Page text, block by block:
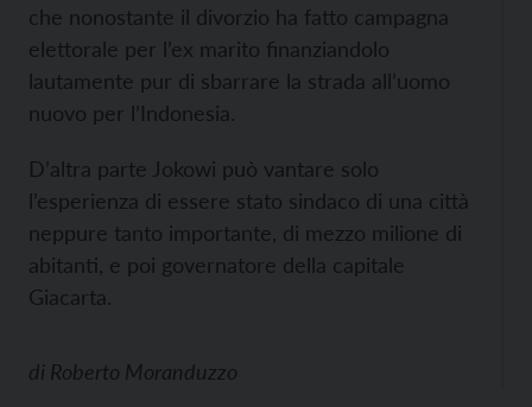
che nonostante il divorzio ha fatto campagna
elettorale per l’ex marito finanziandolo
lautamente pur di sbarrare la strada all’uomo
nuovo per l’Indonesia.
D’altra parte Jokowi può vantare solo
l’esperienza di essere stato sindaco di una città
neppure tanto importante, di mezzo milione di
abitanti, e poi governatore della capitale
Giacarta.
di Roberto Moranduzzo